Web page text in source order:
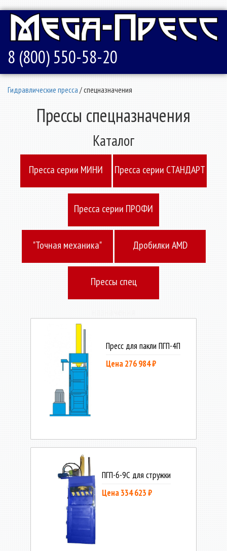
8 (800) 550-58-20
Гидравлические пресса / спецназначения
Прессы спецназначения
Каталог
Пресcа серии МИНИ Пресcа серии СТАНДАРТ
Пресcа серии ПРОФИ
"Точная механика" Дробилки AMD
Прессы спец
Пресс для пакли ПГП-4П
Цена 276 984 ₽
ПГП-6-9С для стружки
Цена 334 623 ₽